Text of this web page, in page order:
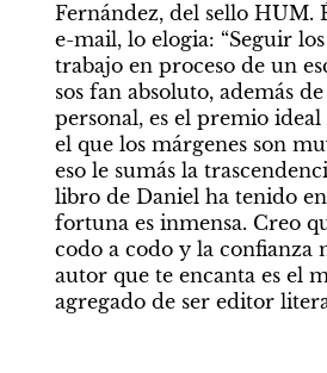
Fernández, del sello HUM.
e-mail, lo elogia: “Seguir
trabajo en proceso de un
sos fan absoluto, además
personal, es el premio
el que los márgenes son
eso le sumás la
libro de Daniel ha tenido
fortuna es inmensa. Creo
codo a codo y la confianza
autor que te encanta es el
agregado de ser editor